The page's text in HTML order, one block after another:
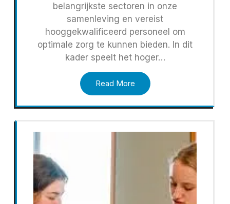
belangrijkste sectoren in onze
samenleving en vereist
hooggekwalificeerd personeel om
optimale zorg te kunnen bieden. In dit
kader speelt het hoger…
Read More